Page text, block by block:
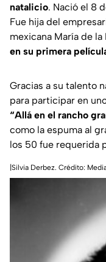
natalicio. Nació el 8
Fue hija del
mexicana María de
en su primera
Gracias a su talento
para participar en
“Allá en el rancho
como la espuma al
los 50 fue requerida
|Silvia Derbez. Crédito: